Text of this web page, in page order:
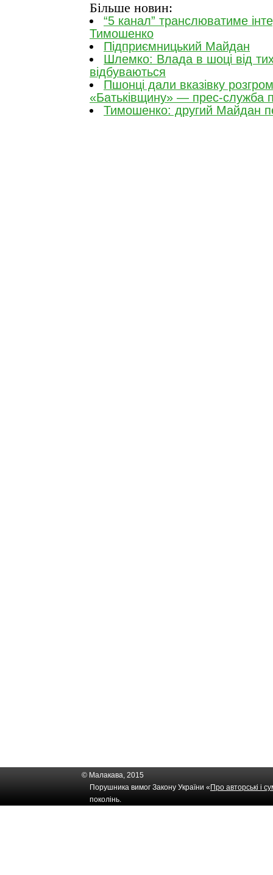
Більше новин:
“5 канал” транслюватиме
Тимошенко
Підприємницький Майдан
Шлемко: Влада в шоці від тих
відбуваються
Пшонці дали вказівку
«Батьківщину» — прес-служба
Тимошенко: другий Майдан
© Малакава, 2015
Порушника вимог Закону України « Про авторські і
поколінь.